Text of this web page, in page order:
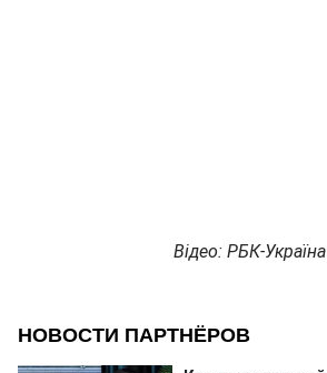
Відео: РБК-Україна